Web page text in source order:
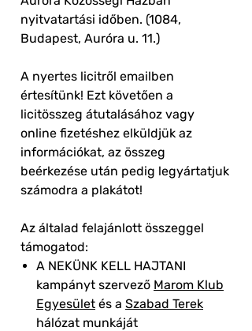
nyitvatartási időben. (1084,
Budapest, Auróra u. 11.)
A nyertes licitről emailben
értesítünk! Ezt követően a
licitösszeg átutalásához vagy
online fizetéshez elküldjük az
információkat, az összeg
beérkezése után pedig legyártatjuk
számodra a plakátot!
Az általad felajánlott összeggel
támogatod:
A NEKÜNK KELL HAJTANI
kampányt szervező Marom Klub
Egyesület és a Szabad Terek
hálózat munkáját